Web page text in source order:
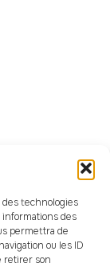
technologies
informations des
permettra de
ou les ID
retirer son